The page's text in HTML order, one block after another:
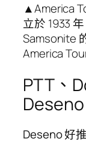
▲America
立於 1933
Samsonite
America
PTT、
Deseno
Deseno 好